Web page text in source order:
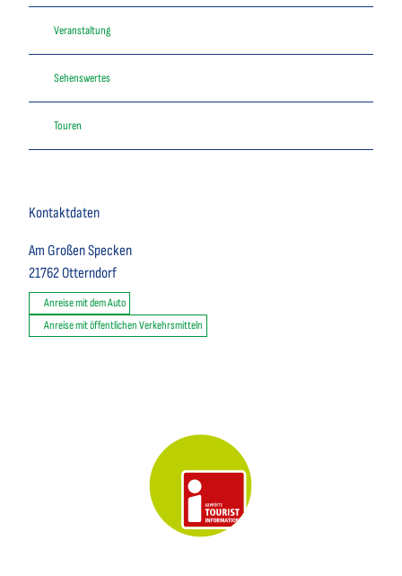
Veranstaltung
Sehenswertes
Touren
Kontaktdaten
Am Großen Specken
21762 Otterndorf
Anreise mit dem Auto
Anreise mit öffentlichen Verkehrsmitteln